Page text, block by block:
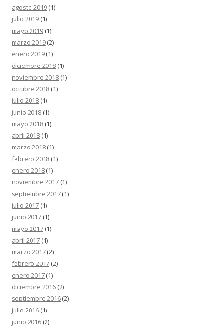
agosto 2019 (1)
julio 2019 (1)
mayo 2019 (1)
marzo 2019 (2)
enero 2019 (1)
diciembre 2018 (1)
noviembre 2018 (1)
octubre 2018 (1)
julio 2018 (1)
junio 2018 (1)
mayo 2018 (1)
abril 2018 (1)
marzo 2018 (1)
febrero 2018 (1)
enero 2018 (1)
noviembre 2017 (1)
septiembre 2017 (1)
julio 2017 (1)
junio 2017 (1)
mayo 2017 (1)
abril 2017 (1)
marzo 2017 (2)
febrero 2017 (2)
enero 2017 (1)
diciembre 2016 (2)
septiembre 2016 (2)
julio 2016 (1)
junio 2016 (2)